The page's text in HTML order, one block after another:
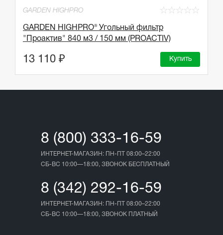
GARDEN HIGHPRO ☆
☆
☆
☆
☆
GARDEN HIGHPRO® Угольный фильтр
"Проактив" 840 м3 / 150 мм (PROACTIV)
13 110 ₽ Купить
8 (800) 333-16-59
ИНТЕРНЕТ-МАГАЗИН: ПН-ПТ 08:00–22:00
СБ-ВС 10:00—18:00, ЗВОНОК БЕСПЛАТНЫЙ
8 (342) 292-16-59
ИНТЕРНЕТ-МАГАЗИН: ПН-ПТ 08:00–22:00
СБ-ВС 10:00—18:00, ЗВОНОК ПЛАТНЫЙ